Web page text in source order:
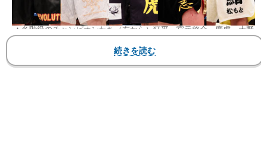
▲各階級のチャンピオンたち（左から）狂平、宮元啓介、廣虎、大野
貴志、加藤竜二
マーシャルアーツ日本キックボクシング連盟